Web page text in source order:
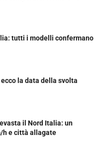
tutti i modelli confermano
la data della svolta
il Nord Italia: un
h e città allagate